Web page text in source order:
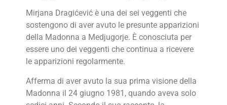
Mirjana Dragićević è una dei sei veggenti che
sostengono di aver avuto le presunte apparizioni
della Madonna a Medjugorje. È conosciuta per
essere uno dei veggenti che continua a ricevere
le apparizioni regolarmente.
Afferma di aver avuto la sua prima visione della
Madonna il 24 giugno 1981, quando aveva solo